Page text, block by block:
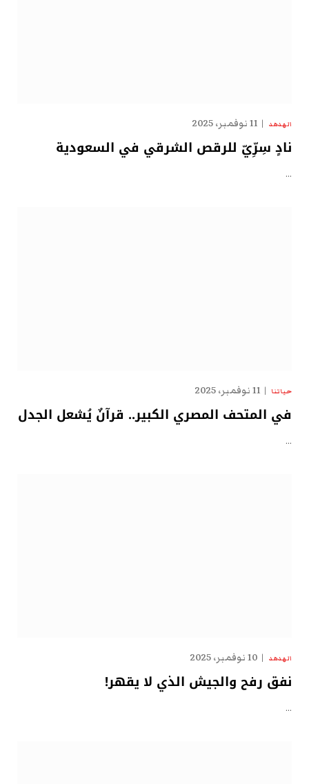
الهدهد 11 نوفمبر، 2025
نادٍ سِرِّيّ للرقص الشرقي في السعودية
…
حياتنا 11 نوفمبر، 2025
في المتحف المصري الكبير.. قرآنٌ يُشعل الجدل
…
الهدهد 10 نوفمبر، 2025
نفق رفح والجيش الذي لا يقهر!
…